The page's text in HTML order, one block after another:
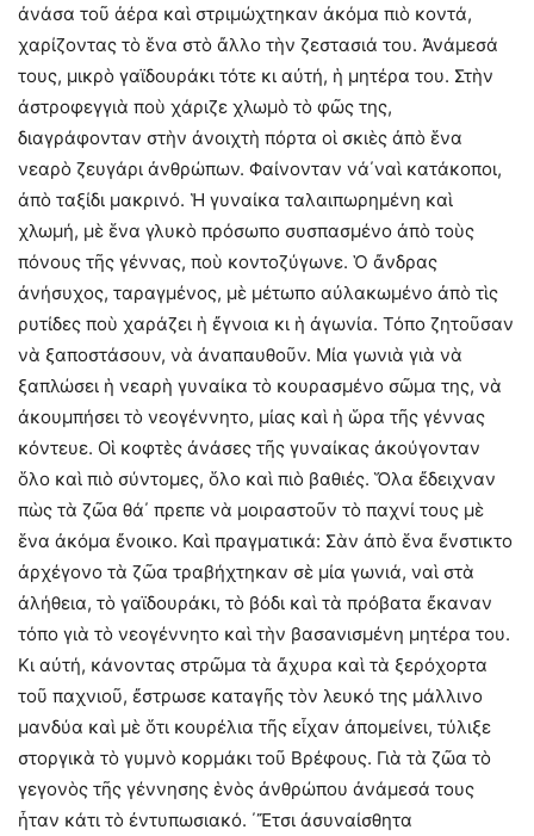
ἀνάσα τοῦ ἀέρα καὶ στριμώχτηκαν ἀκόμα πιὸ κοντά,
χαρίζοντας τὸ ἕνα στὸ ἄλλο τὴν ζεστασιά του. Ἀνάμεσά
τους, μικρὸ γαϊδουράκι τότε κι αὐτή, ἡ μητέρα του. Στὴν
ἀστροφεγγιὰ ποὺ χάριζε χλωμὸ τὸ φῶς της,
διαγράφονταν στὴν ἀνοιχτὴ πόρτα οἱ σκιὲς ἀπὸ ἕνα
νεαρὸ ζευγάρι ἀνθρώπων. Φαίνονταν νά΄ναὶ κατάκοποι,
ἀπὸ ταξίδι μακρινό. Ἡ γυναίκα ταλαιπωρημένη καὶ
χλωμή, μὲ ἕνα γλυκὸ πρόσωπο συσπασμένο ἀπὸ τοὺς
πόνους τῆς γέννας, ποὺ κοντοζύγωνε. Ὁ ἄνδρας
ἀνήσυχος, ταραγμένος, μὲ μέτωπο αὐλακωμένο ἀπὸ τὶς
ρυτίδες ποὺ χαράζει ἡ ἔγνοια κι ἡ ἀγωνία. Τόπο ζητοῦσαν
νὰ ξαποστάσουν, νὰ ἀναπαυθοῦν. Μία γωνιὰ γιὰ νὰ
ξαπλώσει ἡ νεαρὴ γυναίκα τὸ κουρασμένο σῶμα της, νὰ
ἀκουμπήσει τὸ νεογέννητο, μίας καὶ ἡ ὥρα τῆς γέννας
κόντευε. Οἱ κοφτὲς ἀνάσες τῆς γυναίκας ἀκούγονταν
ὅλο καὶ πιὸ σύντομες, ὅλο καὶ πιὸ βαθιές. Ὅλα ἔδειχναν
πὼς τὰ ζῶα θά΄ πρεπε νὰ μοιραστοῦν τὸ παχνί τους μὲ
ἕνα ἀκόμα ἔνοικο. Καὶ πραγματικά: Σὰν ἀπὸ ἕνα ἔνστικτο
ἀρχέγονο τὰ ζῶα τραβήχτηκαν σὲ μία γωνιά, ναὶ στὰ
ἀλήθεια, τὸ γαϊδουράκι, τὸ βόδι καὶ τὰ πρόβατα ἔκαναν
τόπο γιὰ τὸ νεογέννητο καὶ τὴν βασανισμένη μητέρα του.
Κι αὐτή, κάνοντας στρῶμα τὰ ἄχυρα καὶ τὰ ξερόχορτα
τοῦ παχνιοῦ, ἔστρωσε καταγῆς τὸν λευκό της μάλλινο
μανδύα καὶ μὲ ὅτι κουρέλια τῆς εἶχαν ἀπομείνει, τύλιξε
στοργικὰ τὸ γυμνὸ κορμάκι τοῦ Βρέφους. Γιὰ τὰ ζῶα τὸ
γεγονὸς τῆς γέννησης ἑνὸς ἀνθρώπου ἀνάμεσά τους
ἦταν κάτι τὸ ἐντυπωσιακό. ΄Ἔτσι ἀσυναίσθητα